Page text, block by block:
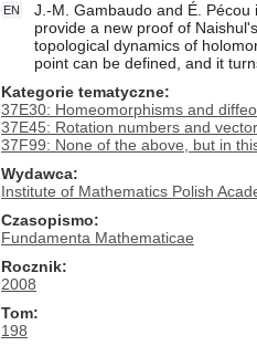
EN
J.-M. Gambaudo and É.
provide a new proof of
topological dynamics of
point can be defined, and it
Kategorie tematyczne
37E30: Homeomorphisms and
37E45: Rotation numbers and
37F99: None of the above, but in
Wydawca
Institute of Mathematics Polish
Czasopismo
Fundamenta Mathematicae
Rocznik
2008
Tom
198